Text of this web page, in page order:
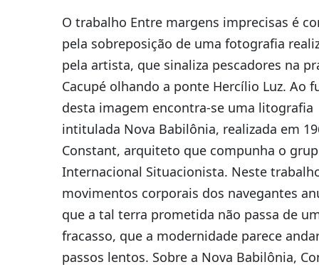
O trabalho Entre margens imprecisas é
pela sobreposição de uma fotografia
pela artista, que sinaliza pescadores na
Cacupé olhando a ponte Hercílio Luz. Ao
desta imagem encontra-se uma litografia
intitulada Nova Babilônia, realizada em
Constant, arquiteto que compunha o
Internacional Situacionista. Neste
movimentos corporais dos navegantes
que a tal terra prometida não passa de
fracasso, que a modernidade parece
passos lentos. Sobre a Nova Babilônia,